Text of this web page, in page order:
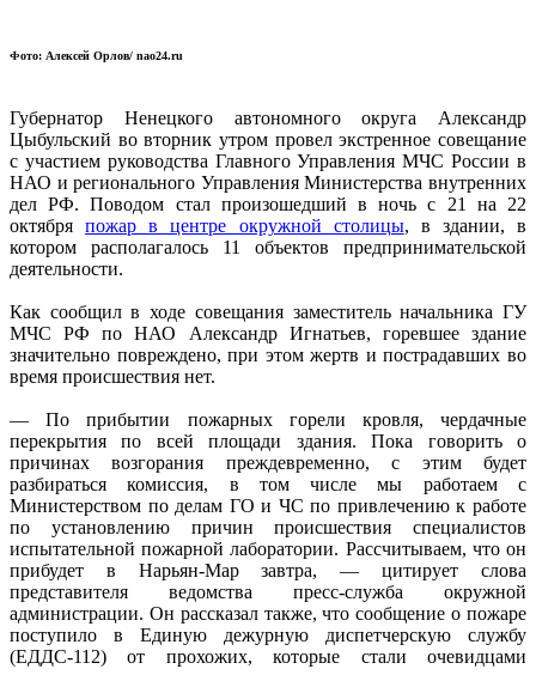
Фото: Алексей Орлов/ nao24.ru
Губернатор Ненецкого автономного округа Александр
Цыбульский во вторник утром провел экстренное совещание
с участием руководства Главного Управления МЧС России в
НАО и регионального Управления Министерства внутренних
дел РФ. Поводом стал произошедший в ночь с 21 на 22
октябряпожар в центре окружной столицы, в здании, в
котором располагалось 11 объектов предпринимательской
деятельности.
Как сообщил в ходе совещания заместитель начальника ГУ
МЧС РФ по НАО Александр Игнатьев, горевшее здание
значительно повреждено, при этом жертв и пострадавших во
время происшествия нет.
— По прибытии пожарных горели кровля, чердачные
перекрытия по всей площади здания. Пока говорить о
причинах возгорания преждевременно, с этим будет
разбираться комиссия, в том числе мы работаем с
Министерством по делам ГО и ЧС по привлечению к работе
по установлению причин происшествия специалистов
испытательной пожарной лаборатории. Рассчитываем, что он
прибудет в Нарьян-Мар завтра, — цитирует слова
представителя ведомства пресс-служба окружной
администрации. Он рассказал также, что сообщение о пожаре
поступило в Единую дежурную диспетчерскую службу
(ЕДДС-112) от прохожих, которые стали очевидцами